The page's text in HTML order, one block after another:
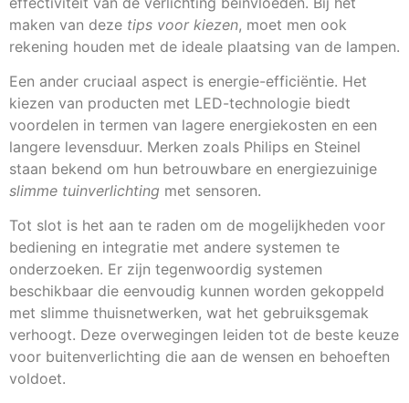
maken van deze tips voor kiezen, moet men ook
rekening houden met de ideale plaatsing van de lampen.
Een ander cruciaal aspect is energie-efficiëntie. Het
kiezen van producten met LED-technologie biedt
voordelen in termen van lagere energiekosten en een
langere levensduur. Merken zoals Philips en Steinel
staan bekend om hun betrouwbare en energiezuinige
slimme tuinverlichting met sensoren.
Tot slot is het aan te raden om de mogelijkheden voor
bediening en integratie met andere systemen te
onderzoeken. Er zijn tegenwoordig systemen
beschikbaar die eenvoudig kunnen worden gekoppeld
met slimme thuisnetwerken, wat het gebruiksgemak
verhoogt. Deze overwegingen leiden tot de beste keuze
voor buitenverlichting die aan de wensen en behoeften
voldoet.